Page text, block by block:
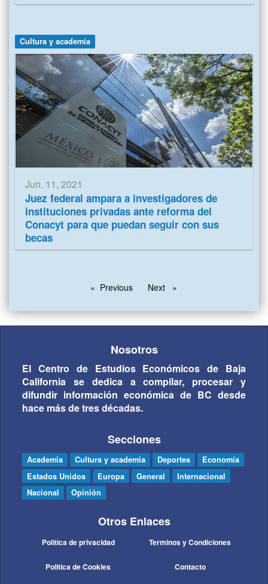
Cultura y academia
Jun. 11, 2021
Juez federal ampara a investigadores de
instituciones privadas ante reforma del
Conacyt para que puedan seguir con sus
becas
Previous
Next page
Nosotros
El Centro de Estudios Económicos de Baja
California se dedica a compilar, procesar y
difundir información económica de BC desde
hace más de tres décadas.
Secciones
Academia Cultura y academia Deportes
Economía
Estados Unidos
Europa General
Internacional
Nacional
Opinión
Otros Enlaces
Politica de privacidad
Politica de Cookies
Terminos y Condiciones
Contacto